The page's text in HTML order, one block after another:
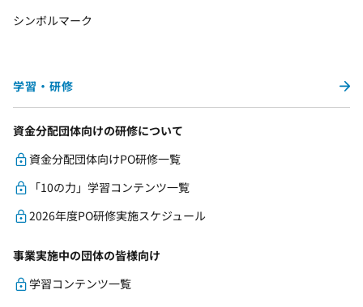
シンボルマーク
学習・研修
資金分配団体向けの研修について
資金分配団体向けPO研修一覧
「10の力」学習コンテンツ一覧
2026年度PO研修実施スケジュール
事業実施中の団体の皆様向け
学習コンテンツ一覧